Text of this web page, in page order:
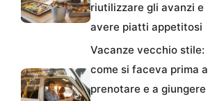
riutilizzare gli avanzi e
avere piatti appetitosi
Vacanze vecchio stile:
come si faceva prima a
prenotare e a giungere